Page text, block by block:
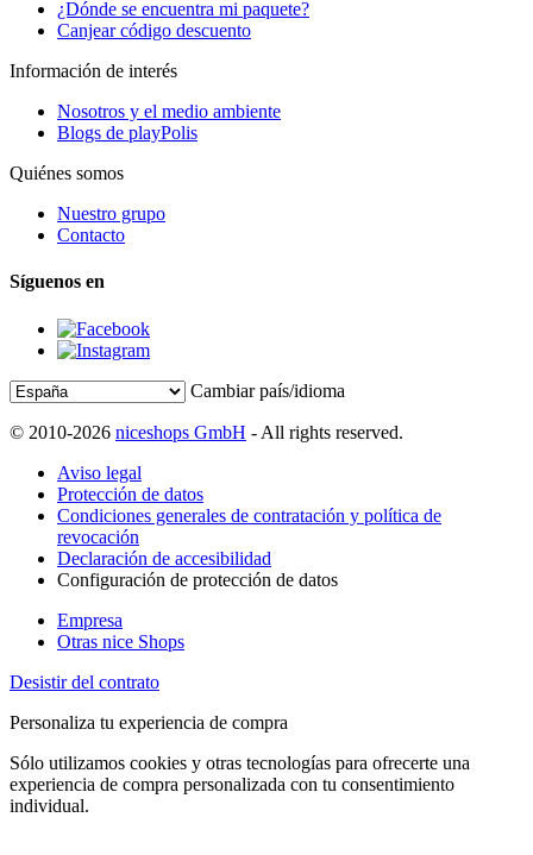
¿Dónde se encuentra mi paquete?
Canjear código descuento
Información de interés
Nosotros y el medio ambiente
Blogs de playPolis
Quiénes somos
Nuestro grupo
Contacto
Síguenos en
Cambiar país/idioma
© 2010-2026 niceshops GmbH - All rights reserved.
Aviso legal
Protección de datos
Condiciones generales de contratación y política de
revocación
Declaración de accesibilidad
Configuración de protección de datos
Empresa
Otras nice Shops
Desistir del contrato
Personaliza tu experiencia de compra
Sólo utilizamos cookies y otras tecnologías para ofrecerte una
experiencia de compra personalizada con tu consentimiento
individual.